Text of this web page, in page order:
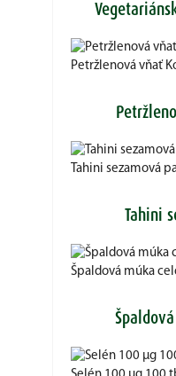
Petržlenová vňať
Tahini sezamová
Tahini
Špaldová múka